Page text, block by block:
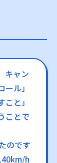
キャン
ル」
と」
ことで
のです
h